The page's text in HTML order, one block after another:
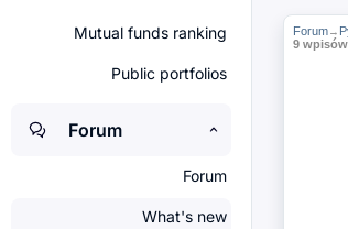
Mutual funds ranking
Public portfolios
Forum
Forum
What's new
Forum→
9